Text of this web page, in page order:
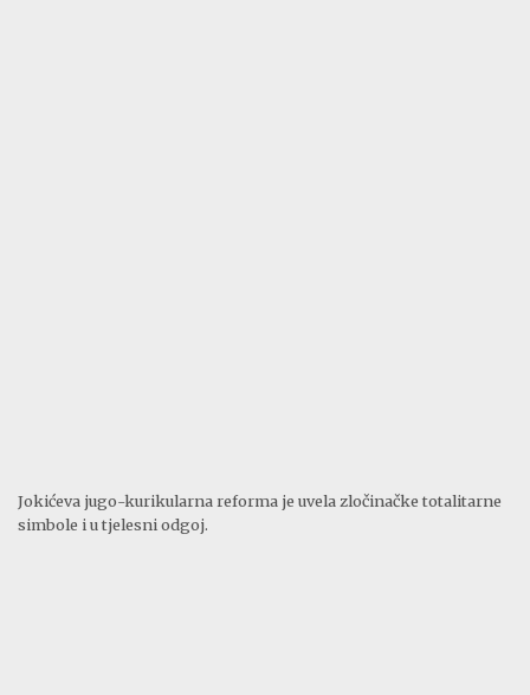
Jokićeva jugo-kurikularna reforma je uvela zločinačke totalitarne
simbole i u tjelesni odgoj.